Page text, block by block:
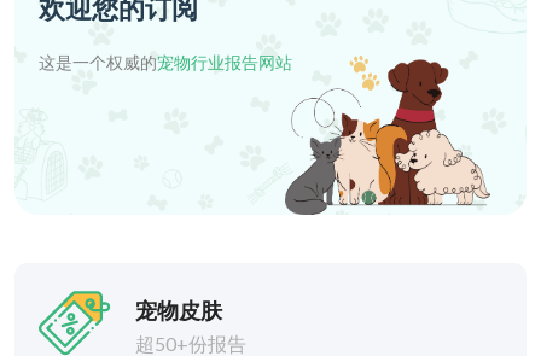
欢迎您的订阅
这是一个权威的宠物行业报告网站
宠物皮肤
超50+份报告